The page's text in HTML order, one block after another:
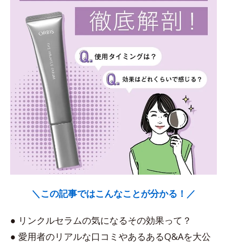
＼この記事ではこんなことが分かる！／
● リンクルセラムの気になるその効果って？
● 愛用者のリアルな口コミやあるあるQ&Aを大公